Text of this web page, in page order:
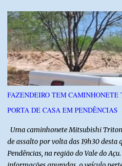
instituições e tecnologias voltadas
técnicas, a feira contará com
agosto, o público poderá prestigiar o
seguido de apresentação musical de
reforça a importância do Distrito de
referência na fruticultura irrigada,
inovação e oportunidades para o
potiguar. @associacaodiba
FAZENDEIRO TEM
PORTA DE CASA EM PENDÊNCIAS
Uma caminhonete Mitsubishi
de assalto por volta das 19h30 desta
Pendências, na região do Vale do